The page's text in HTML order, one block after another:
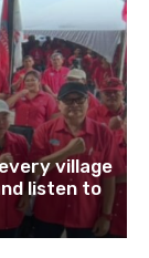
village
listen to